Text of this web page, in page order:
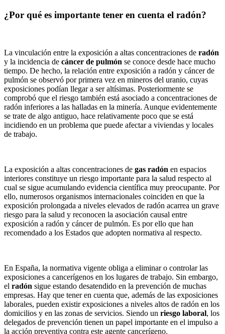
¿Por qué es importante tener en cuenta el radón?
La vinculación entre la exposición a altas concentraciones de radón
y la incidencia de cáncer de pulmón se conoce desde hace mucho
tiempo. De hecho, la relación entre exposición a radón y cáncer de
pulmón se observó por primera vez en mineros del uranio, cuyas
exposiciones podían llegar a ser altísimas. Posteriormente se
comprobó que el riesgo también está asociado a concentraciones de
radón inferiores a las halladas en la minería. Aunque evidentemente
se trate de algo antiguo, hace relativamente poco que se está
incidiendo en un problema que puede afectar a viviendas y locales
de trabajo.
La exposición a altas concentraciones de gas radón en espacios
interiores constituye un riesgo importante para la salud respecto al
cual se sigue acumulando evidencia científica muy preocupante. Por
ello, numerosos organismos internacionales coinciden en que la
exposición prolongada a niveles elevados de radón acarrea un grave
riesgo para la salud y reconocen la asociación causal entre
exposición a radón y cáncer de pulmón. Es por ello que han
recomendado a los Estados que adopten normativa al respecto.
En España, la normativa vigente obliga a eliminar o controlar las
exposiciones a cancerígenos en los lugares de trabajo. Sin embargo,
el radón sigue estando desatendido en la prevención de muchas
empresas. Hay que tener en cuenta que, además de las exposiciones
laborales, pueden existir exposiciones a niveles altos de radón en los
domicilios y en las zonas de servicios. Siendo un riesgo laboral, los
delegados de prevención tienen un papel importante en el impulso a
la acción preventiva contra este agente cancerígeno.